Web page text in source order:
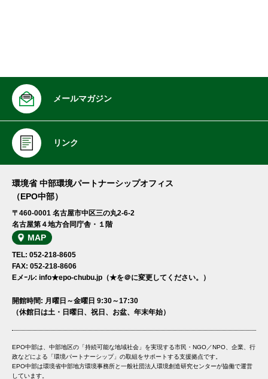
メールマガジン
リンク
環境省 中部環境パートナーシップオフィス
（EPO中部）
〒460-0001 名古屋市中区三の丸2-6-2
名古屋第４地方合同庁舎・１階
MAP
TEL: 052-218-8605
FAX: 052-218-8606
Eメｰル: info★epo-chubu.jp（★を＠に変更してください。）
開館時間: 月曜日～金曜日 9:30～17:30
（休館日は土・日曜日、祝日、お盆、年末年始）
EPO中部は、中部地区の「持続可能な地域社会」を実現する市民・NGO／NPO、企業、行
政などによる「環境パートナーシップ」の取組をサポートする支援拠点です。
EPO中部は環境省中部地方環境事務所と一般社団法人環境創造研究センターが協働で運営
しています。